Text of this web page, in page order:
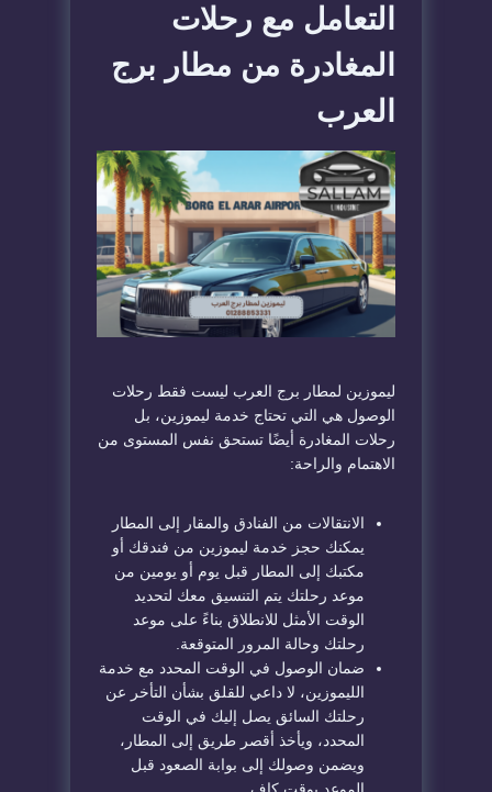
التعامل مع رحلات
المغادرة من مطار برج
العرب
ليموزين لمطار برج العرب ليست فقط رحلات
الوصول هي التي تحتاج خدمة ليموزين، بل
رحلات المغادرة أيضًا تستحق نفس المستوى من
الاهتمام والراحة:
الانتقالات من الفنادق والمقار إلى المطار
يمكنك حجز خدمة ليموزين من فندقك أو
مكتبك إلى المطار قبل يوم أو يومين من
موعد رحلتك يتم التنسيق معك لتحديد
الوقت الأمثل للانطلاق بناءً على موعد
رحلتك وحالة المرور المتوقعة.
ضمان الوصول في الوقت المحدد مع خدمة
الليموزين، لا داعي للقلق بشأن التأخر عن
رحلتك السائق يصل إليك في الوقت
المحدد، ويأخذ أقصر طريق إلى المطار،
ويضمن وصولك إلى بوابة الصعود قبل